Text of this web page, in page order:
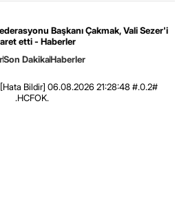
Başkanı Çakmak, Vali Sezer'i
etti - Haberler
Son DakikaHaberler
[Hata Bildir] 06.08.2026 21:28:48 #.0.2#
.HCFOK.